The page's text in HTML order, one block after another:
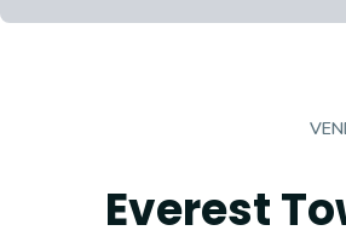
Everest